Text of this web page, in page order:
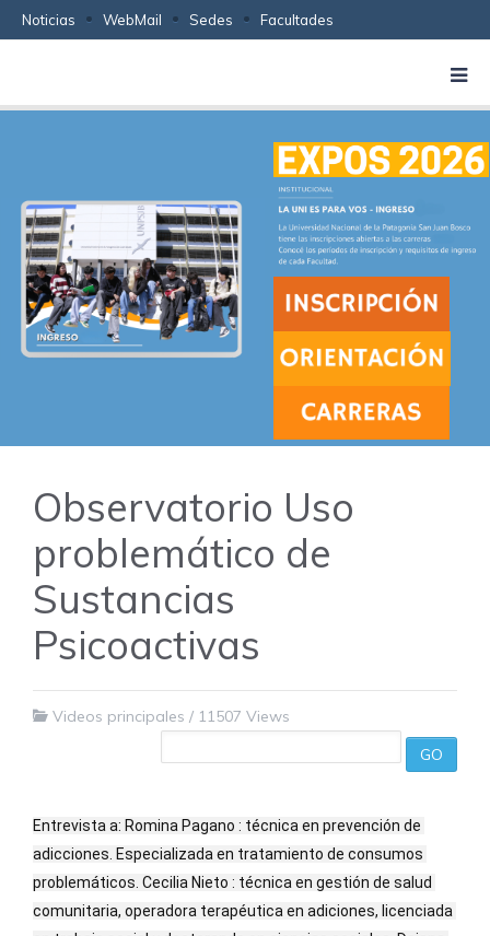
Noticias WebMail Sedes Facultades
Observatorio Uso
problemático de
Sustancias
Psicoactivas
Videos principales / 11507 Views
GO
Entrevista a: Romina Pagano : técnica en prevención de
adicciones. Especializada en tratamiento de consumos
problemáticos. Cecilia Nieto : técnica en gestión de salud
comunitaria, operadora terapéutica en adiciones, licenciada